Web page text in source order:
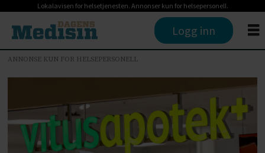
Lokalavisen for helsetjenesten. Annonser kun for helsepersonell.
Logg inn
ANNONSE KUN FOR HELSEPERSONELL